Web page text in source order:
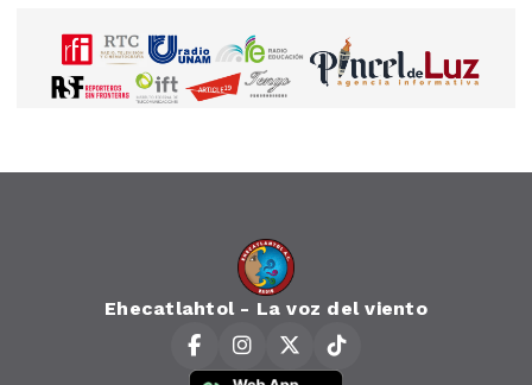
Ehecatlahtol - La voz del viento